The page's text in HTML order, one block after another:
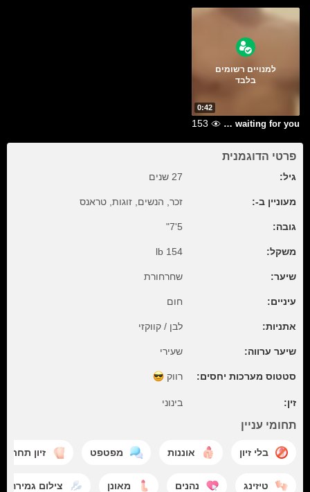
0:42
למנויים רשומים
בלבד
My body is waiting for you...
153
פרטי הדוגמנית
גיל: 27 שנים
מעוניין ב-: זכר, הנשים, זוגות, טראנס
גובה: 5'7"
משקל: 154 lb
שיער: שחרחורת
עיניים: חום
אתניות: לבן / קווקזי
שיער ערווה: שעירי
סטטוס מערכות יחסים: רווק
זין: בינוני
תחומי עניין
בלי זיון אוננות מפטפט זיון תחת
טיזינג נהנים מאונן צילום גמירה